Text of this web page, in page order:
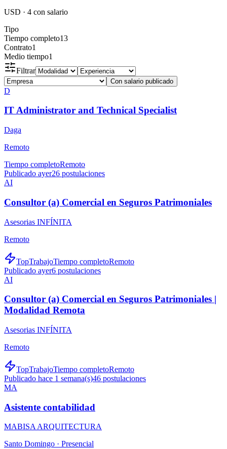
USD · 4 con salario
Tipo
Tiempo completo13
Contrato1
Medio tiempo1
Filtrar
Con salario publicado
D
IT Administrator and Technical Specialist
Daga
Remoto
Tiempo completoRemoto
Publicado ayer26 postulaciones
AI
Consultor (a) Comercial en Seguros Patrimoniales
Asesorias INFÍNITA
Remoto
TopTrabajoTiempo completoRemoto
Publicado ayer6 postulaciones
AI
Consultor (a) Comercial en Seguros Patrimoniales |
Modalidad Remota
Asesorias INFÍNITA
Remoto
TopTrabajoTiempo completoRemoto
Publicado hace 1 semana(s)46 postulaciones
MA
Asistente contabilidad
MABISA ARQUITECTURA
Santo Domingo · Presencial